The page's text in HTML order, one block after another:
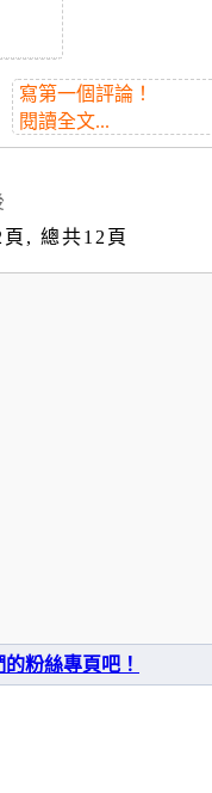
寫第一個評論！
閱讀全文...
頁, 總共12頁
粉絲專頁吧！